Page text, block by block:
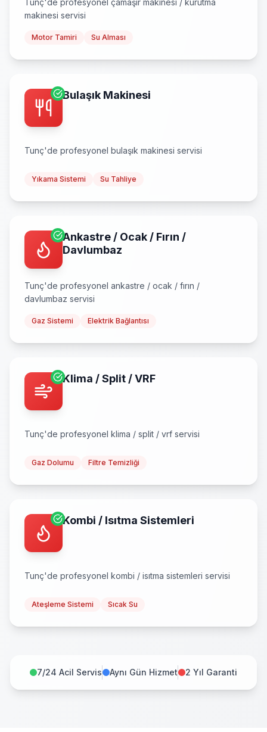
Tunç'de profesyonel çamaşır makinesi / kurutma
makinesi servisi
Motor Tamiri Su Alması
Bulaşık Makinesi
Tunç'de profesyonel bulaşık makinesi servisi
Yıkama Sistemi Su Tahliye
Ankastre / Ocak / Fırın /
Davlumbaz
Tunç'de profesyonel ankastre / ocak / fırın /
davlumbaz servisi
Gaz Sistemi Elektrik Bağlantısı
Klima / Split / VRF
Tunç'de profesyonel klima / split / vrf servisi
Gaz Dolumu Filtre Temizliği
Kombi / Isıtma Sistemleri
Tunç'de profesyonel kombi / isıtma sistemleri servisi
Ateşleme Sistemi Sıcak Su
7/24 Acil Servis Aynı Gün Hizmet 2 Yıl Garanti